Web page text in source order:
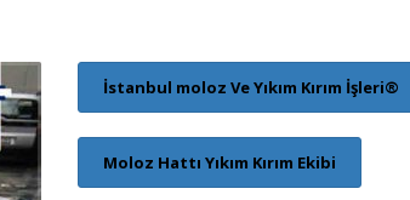
İstanbul moloz Ve Yıkım Kırım İşleri®
Moloz Hattı Yıkım Kırım Ekibi